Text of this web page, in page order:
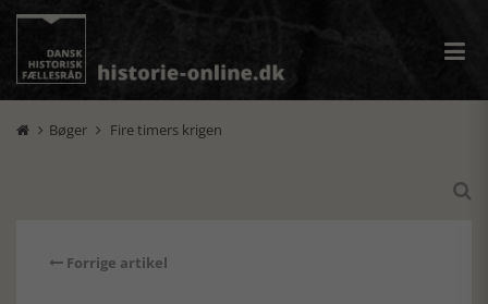
 Bøger  Fire timers krigen

Forrige artikel